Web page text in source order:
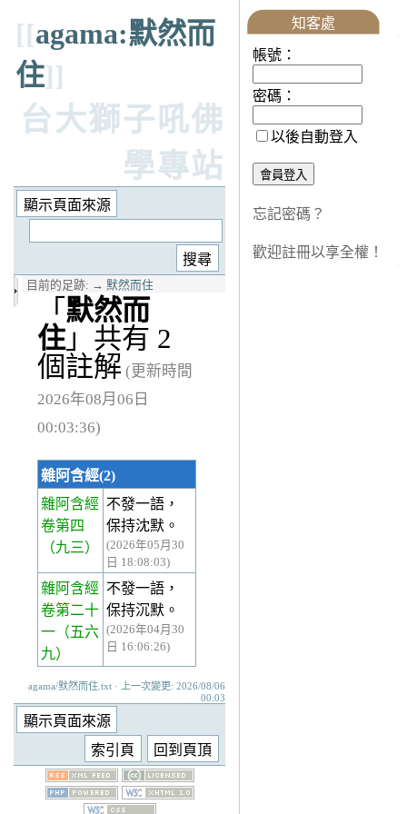
[[agama:默然而
住]]
台大獅子吼佛
學專站
目前的足跡: → 默然而住
「 默然而
住」共有 2
個註解 (更新時間
2026年08月06日
00:03:36)
雜阿含經(2)
雜阿含經
卷第四
（九三）
不發一語，
保持沈默。
(2026年05月30
日 18:08:03)
雜阿含經
卷第二十
一 （五六
九）
不發一語，
保持沉默。
(2026年04月30
日 16:06:26)
agama/默然而住.txt · 上一次變更: 2026/08/06
00:03
知客處
帳號：
密碼：
以後自動登入
忘記密碼？
歡迎註冊以享全權！